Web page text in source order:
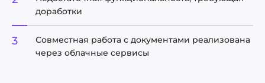
доработки
Совместная работа с документами реализована
через облачные сервисы